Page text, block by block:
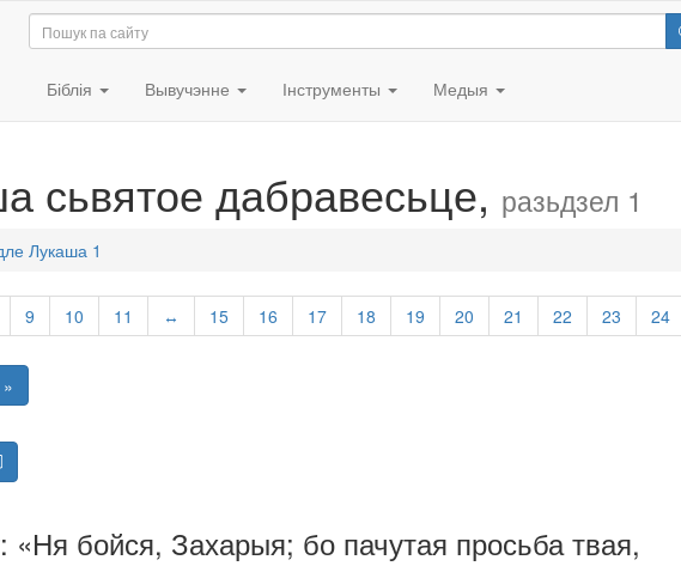
Біблія Вывучэнне Інструменты Медыя
сьвятое дабравесьце, разьдзел 1
Лукаша 1
9 10 11 ↔ 15 16 17 18 19 20 21 22 23 24
»
бойся, Захарыя; бо пачутая просьба твая,